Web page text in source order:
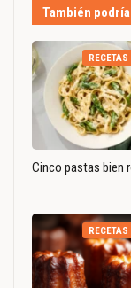
También
RECETAS
Cinco pastas bien
RECETAS